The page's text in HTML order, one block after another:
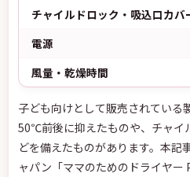
チャイルドロック・吸込口カバ
電源
風量・乾燥時間
子ども向けとして販売されている
50℃前後に抑えたものや、チャイ
どを備えたものがあります。本記
ャパン「ママのためのドライヤー